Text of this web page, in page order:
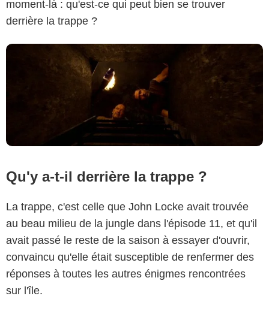
moment-là : qu'est-ce qui peut bien se trouver
derrière la trappe ?
Qu'y a-t-il derrière la trappe ?
La trappe, c'est celle que John Locke avait trouvée
au beau milieu de la jungle dans l'épisode 11, et qu'il
avait passé le reste de la saison à essayer d'ouvrir,
convaincu qu'elle était susceptible de renfermer des
réponses à toutes les autres énigmes rencontrées
sur l'île.